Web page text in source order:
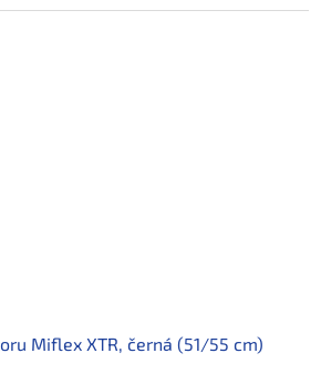
Miflex XTR, černá (51/55 cm)